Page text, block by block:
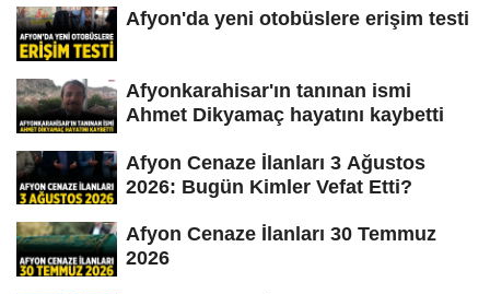
Afyon'da yeni otobüslere erişim testi
Afyonkarahisar'ın tanınan ismi
Ahmet Dikyamaç hayatını kaybetti
Afyon Cenaze İlanları 3 Ağustos
2026: Bugün Kimler Vefat Etti?
Afyon Cenaze İlanları 30 Temmuz
2026